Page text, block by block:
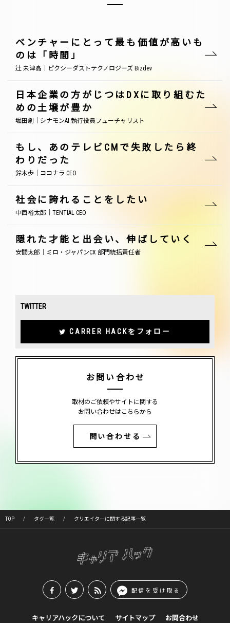
ベンチャーにとって最も価値が高いも
のは「時間」
辻 未津高｜ピクシーダストテクノロジーズ Bizdev
日本企業の方がじつはDXに取り組むた
めの土壌が豊か
堀田創｜シナモンAI 執行役員フューチャリスト
もし、あのテレビCMで失敗したら終
わりだった
鈴木歩｜ココナラ CEO
社会に誇れることをしたい
中西裕太郎｜TENTIAL CEO
隠れた才能と出会い、伸ばしていく
安間太郎｜ミロ・ジャパンCX 部門統括責任者
TWITTER
CARRER HACKをフォロー
お問い合わせ
取材のご依頼やサイトに関する
お問い合わせはこちらから
問い合わせる
TOP タグ一覧 クリエイターに関する記事一覧
配信を受け取る
キャリアハックについて サイトマップ お問合わせ